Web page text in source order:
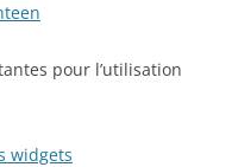
pour l’utilisation
widgets